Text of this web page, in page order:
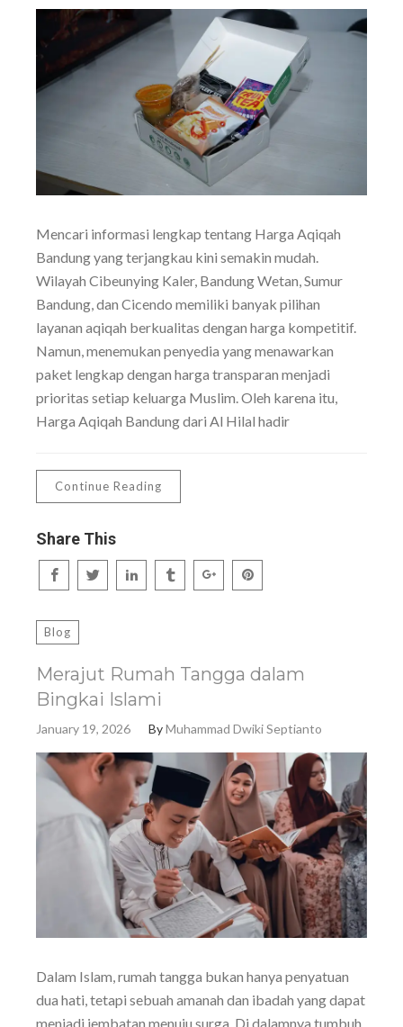
Mencari informasi lengkap tentang Harga Aqiqah
Bandung yang terjangkau kini semakin mudah.
Wilayah Cibeunying Kaler, Bandung Wetan, Sumur
Bandung, dan Cicendo memiliki banyak pilihan
layanan aqiqah berkualitas dengan harga kompetitif.
Namun, menemukan penyedia yang menawarkan
paket lengkap dengan harga transparan menjadi
prioritas setiap keluarga Muslim. Oleh karena itu,
Harga Aqiqah Bandung dari Al Hilal hadir
Continue Reading
Share This
Blog
Merajut Rumah Tangga dalam
Bingkai Islami
January 19, 2026 ByMuhammad Dwiki Septianto
Dalam Islam, rumah tangga bukan hanya penyatuan
dua hati, tetapi sebuah amanah dan ibadah yang dapat
menjadi jembatan menuju surga. Di dalamnya tumbuh